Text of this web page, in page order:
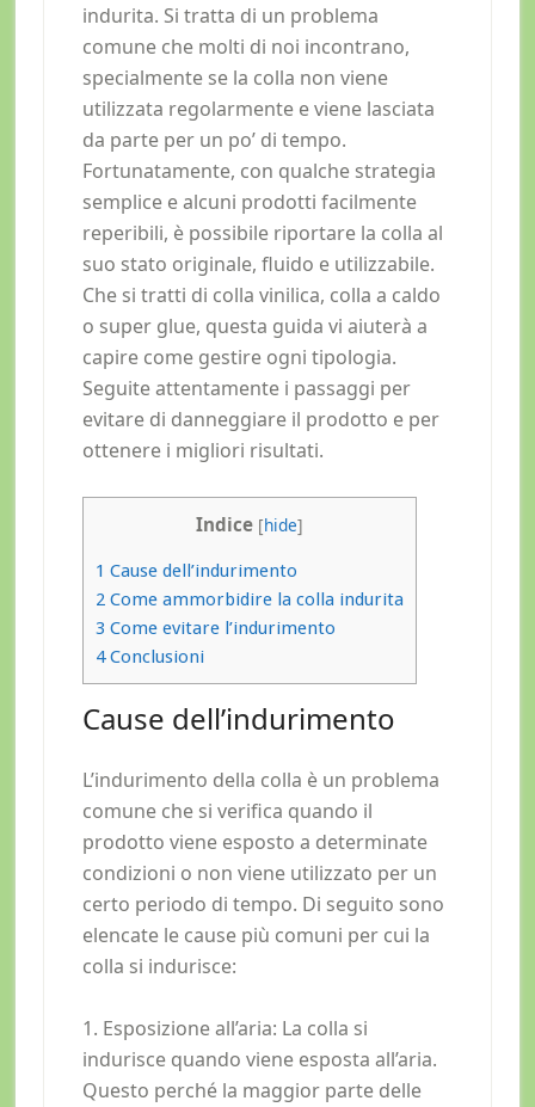
indurita. Si tratta di un problema
comune che molti di noi incontrano,
specialmente se la colla non viene
utilizzata regolarmente e viene lasciata
da parte per un po’ di tempo.
Fortunatamente, con qualche strategia
semplice e alcuni prodotti facilmente
reperibili, è possibile riportare la colla al
suo stato originale, fluido e utilizzabile.
Che si tratti di colla vinilica, colla a caldo
o super glue, questa guida vi aiuterà a
capire come gestire ogni tipologia.
Seguite attentamente i passaggi per
evitare di danneggiare il prodotto e per
ottenere i migliori risultati.
Indice [hide]
1 Cause dell’indurimento
2Come ammorbidire la colla indurita
3 Come evitare l’indurimento
4Conclusioni
Cause dell’indurimento
L’indurimento della colla è un problema
comune che si verifica quando il
prodotto viene esposto a determinate
condizioni o non viene utilizzato per un
certo periodo di tempo. Di seguito sono
elencate le cause più comuni per cui la
colla si indurisce:
1. Esposizione all’aria: La colla si
indurisce quando viene esposta all’aria.
Questo perché la maggior parte delle